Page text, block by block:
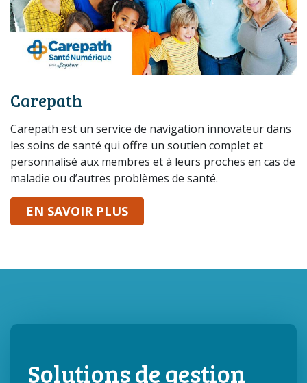
Carepath
Carepath est un service de navigation innovateur dans
les soins de santé qui offre un soutien complet et
personnalisé aux membres et à leurs proches en cas de
maladie ou d’autres problèmes de santé.
EN SAVOIR PLUSSUR CAREPATH
Solutions de gestion